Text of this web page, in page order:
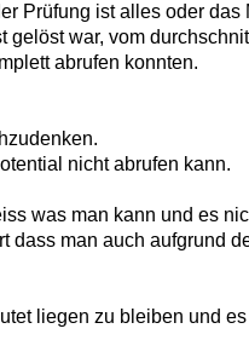
Prüfung ist alles oder
war, vom
abrufen konnten.
nichtabrufen kann.
was man kann und es
dass man auch aufgrund
liegen zu bleiben und